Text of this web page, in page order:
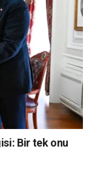
Bir tek onu